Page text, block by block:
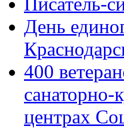
День
400
санаторно-
центрах